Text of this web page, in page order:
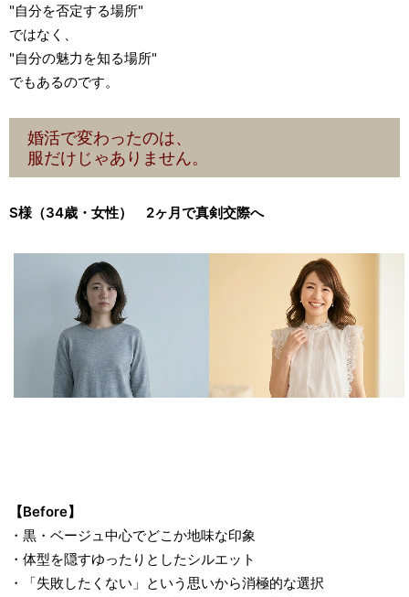
"自分を否定する場所"
ではなく、
"自分の魅力を知る場所"
でもあるのです。
婚活で変わったのは、
服だけじゃありません。
S様（34歳・女性） 2ヶ月で真剣交際へ
【Before】
・黒・ベージュ中心でどこか地味な印象
・体型を隠すゆったりとしたシルエット
・「失敗したくない」という思いから消極的な選択